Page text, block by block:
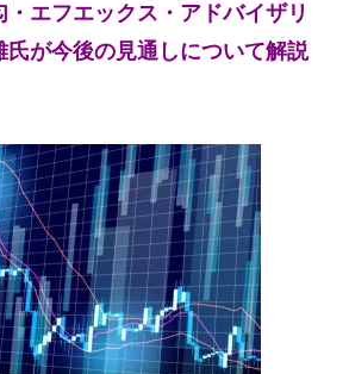
エフエックス・アドバイザリ
氏が今後の見通しについて解説